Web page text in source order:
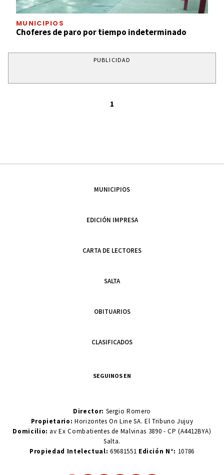
MUNICIPIOS
Choferes de paro por tiempo indeterminado
PUBLICIDAD
1
MUNICIPIOS
EDICIÓN IMPRESA
CARTA DE LECTORES
SALTA
OBITUARIOS
CLASIFICADOS
SEGUINOS EN
Director: Sergio Romero
Propietario:Horizontes On Line SA. El Tribuno Jujuy
Domicilio: av Ex Combatientes de Malvinas 3890 - CP (A4412BYA)
Salta.
Propiedad Intelectual: 69681551 Edición N°: 10786